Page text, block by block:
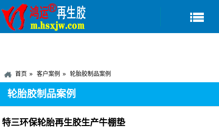
首页 客户案例 轮胎胶制品案例
轮胎胶制品案例
特三环保轮胎再生胶生产牛棚垫